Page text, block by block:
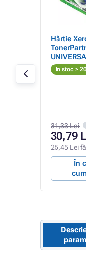
Hârtie
In stoc >
31,33 Lei
30,79
25,45 Lei
În